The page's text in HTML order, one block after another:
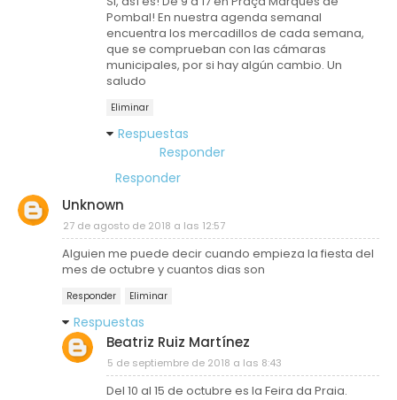
Pombal! En nuestra agenda semanal
encuentra los mercadillos de cada semana,
que se comprueban con las cámaras
municipales, por si hay algún cambio. Un
saludo
Eliminar
Respuestas
Responder
Responder
Unknown
27 de agosto de 2018 a las 12:57
Alguien me puede decir cuando empieza la fiesta del
mes de octubre y cuantos dias son
Responder Eliminar
Respuestas
Beatriz Ruiz Martínez
5 de septiembre de 2018 a las 8:43
Del 10 al 15 de octubre es la Feira da Praia.